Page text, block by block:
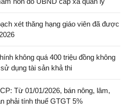
xét thăng hạng giáo viên đã được
không quá 400 triệu đồng không
dụng tài sản khả thi
Từ 01/01/2026, bán nông, lâm,
phải tính thuế GTGT 5%